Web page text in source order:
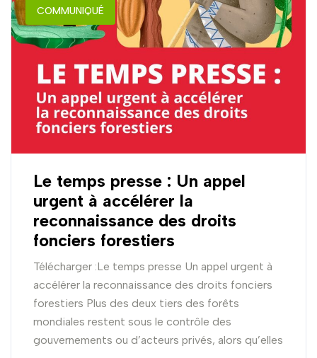
COMMUNIQUÉ
Le temps presse : Un appel
urgent à accélérer la
reconnaissance des droits
fonciers forestiers
Télécharger :Le temps presse Un appel urgent à
accélérer la reconnaissance des droits fonciers
forestiers Plus des deux tiers des forêts
mondiales restent sous le contrôle des
gouvernements ou d’acteurs privés, alors qu’elles